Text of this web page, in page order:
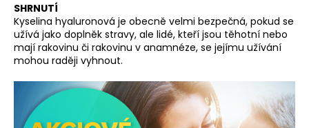
SHRNUTÍ
Kyselina hyaluronová je obecně velmi bezpečná, pokud se
užívá jako doplněk stravy, ale lidé, kteří jsou těhotní nebo
mají rakovinu či rakovinu v anamnéze, se jejímu užívání
mohou raději vyhnout.